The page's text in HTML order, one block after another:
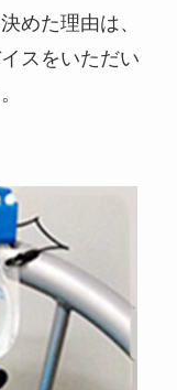
めた理由は、
スをいただい